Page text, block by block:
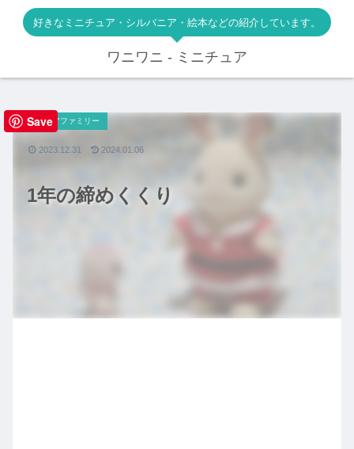
好きなミニチュア・シルバニア・絵本などの紹介しています。
ワニワニ - ミニチュア
1年の締めくくり
シルバニアファミリー
2023.12.31 2024.01.06
Save